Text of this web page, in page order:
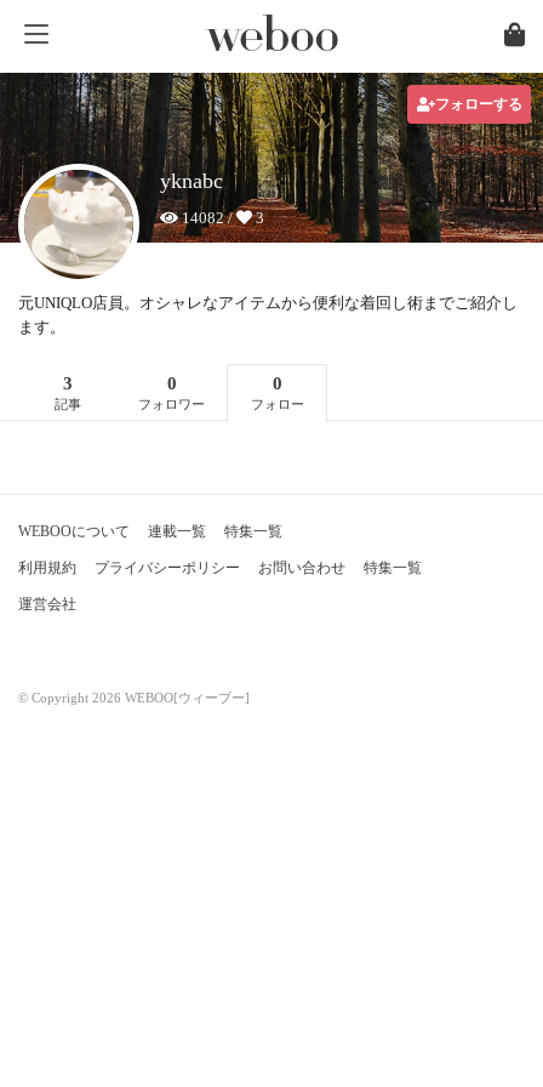
フォローする
yknabc
14082 / 3
元UNIQLO店員。オシャレなアイテムから便利な着回し術までご紹介し
ます。
3
記事
0
フォロワー
0
フォロー
WEBOOについて 連載一覧 特集一覧
利用規約 プライバシーポリシー お問い合わせ 特集一覧
運営会社
© Copyright 2026 WEBOO[ウィーブー]